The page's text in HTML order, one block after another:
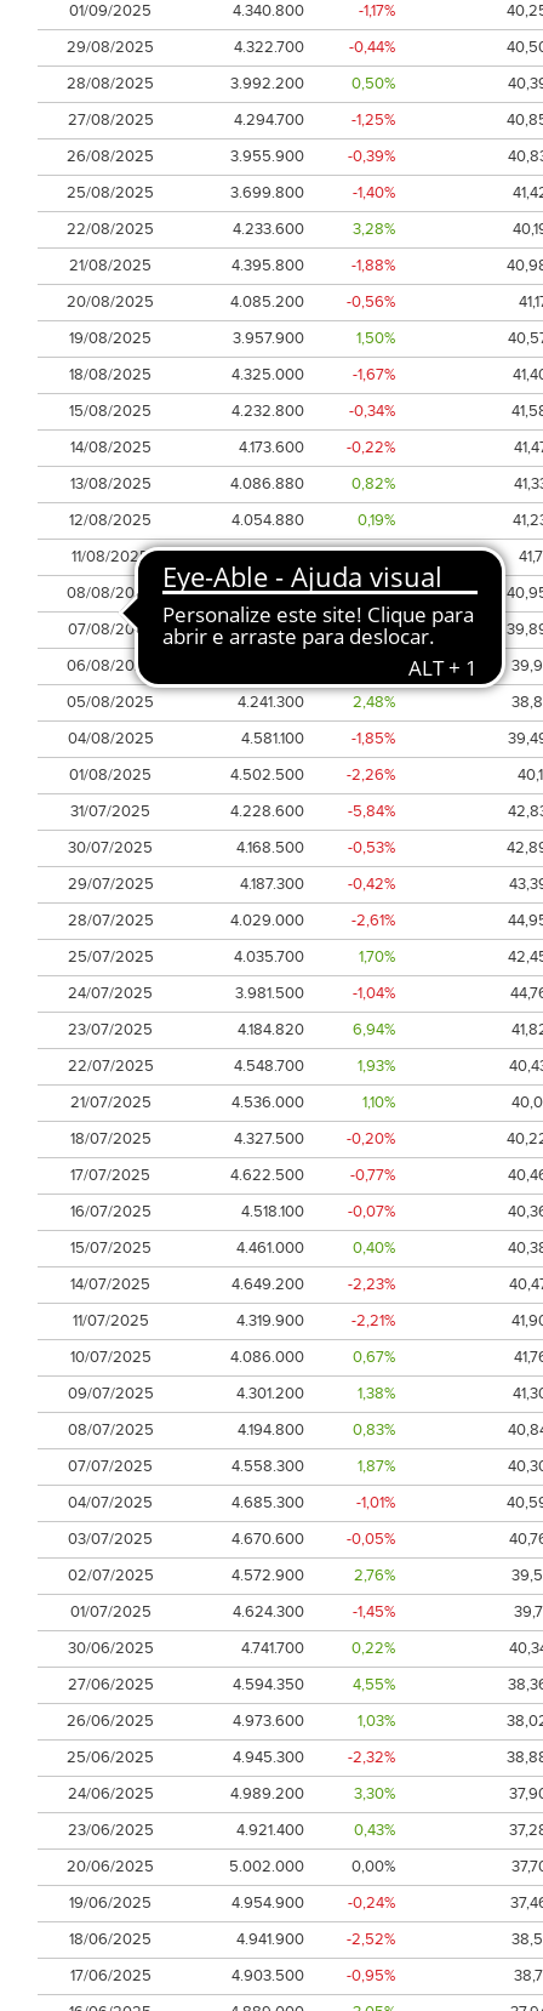
01/09/2025
4.340.800 -1,17%
29/08/2025
4.322.700 -0,44%
28/08/2025
3.992.200 0,50%
27/08/2025
4.294.700 -1,25%
26/08/2025
3.955.900 -0,39%
25/08/2025
3.699.800 -1,40%
22/08/2025
4.233.600 3,28%
21/08/2025
4.395.800 -1,88%
20/08/2025
4.085.200 -0,56%
19/08/2025
3.957.900 1,50%
18/08/2025
4.325.000 -1,67%
15/08/2025
4.232.800 -0,34%
14/08/2025
4.173.600 -0,22%
13/08/2025
4.086.880 0,82%
12/08/2025
4.054.880 0,19%
11/08/2025
4.247.700 -1,48%
08/08/2025
4.257.100 2,20%
07/08/2025
4.680.300 2,64%
06/08/2025
05/08/2025
4.241.300 2,48%
04/08/2025
4.581.100 -1,85%
01/08/2025
4.502.500 -2,26%
31/07/2025
4.228.600 -5,84%
30/07/2025
4.168.500 -0,53%
29/07/2025
4.187.300 -0,42%
28/07/2025
4.029.000 -2,61%
25/07/2025
4.035.700 1,70%
24/07/2025
3.981.500 -1,04%
23/07/2025
4.184.820 6,94%
22/07/2025
4.548.700 1,93%
21/07/2025
4.536.000 1,10%
18/07/2025
4.327.500 -0,20%
17/07/2025
4.622.500 -0,77%
16/07/2025
4.518.100 -0,07%
15/07/2025
4.461.000 0,40%
14/07/2025
4.649.200 -2,23%
11/07/2025
4.319.900 -2,21%
10/07/2025
4.086.000 0,67%
09/07/2025
4.301.200 1,38%
08/07/2025
4.194.800 0,83%
07/07/2025
4.558.300 1,87%
04/07/2025
4.685.300 -1,01%
03/07/2025
4.670.600 -0,05%
02/07/2025
4.572.900 2,76%
01/07/2025
4.624.300 -1,45%
30/06/2025
4.741.700 0,22%
27/06/2025
4.594.350 4,55%
26/06/2025
4.973.600 1,03%
25/06/2025
4.945.300 -2,32%
24/06/2025
4.989.200 3,30%
23/06/2025
4.921.400 0,43%
20/06/2025
5.002.000 0,00%
19/06/2025
4.954.900 -0,24%
18/06/2025
4.941.900 -2,52%
17/06/2025
4.903.500 -0,95%